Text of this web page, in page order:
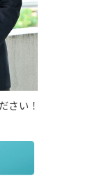
さい！